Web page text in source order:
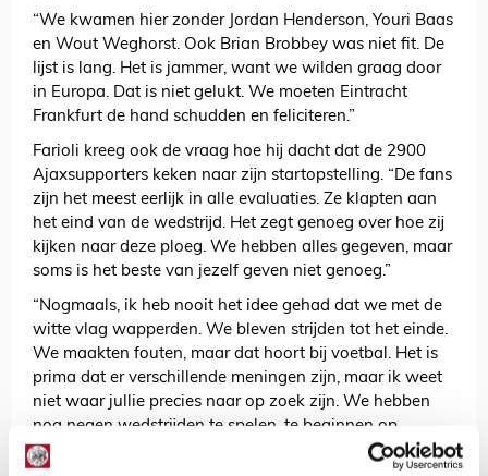
“We kwamen hier zonder Jordan Henderson, Youri Baas
en Wout Weghorst. Ook Brian Brobbey was niet fit. De
lijst is lang. Het is jammer, want we wilden graag door
in Europa. Dat is niet gelukt. We moeten Eintracht
Frankfurt de hand schudden en feliciteren.”
Farioli kreeg ook de vraag hoe hij dacht dat de 2900
Ajaxsupporters keken naar zijn startopstelling. “De fans
zijn het meest eerlijk in alle evaluaties. Ze klapten aan
het eind van de wedstrijd. Het zegt genoeg over hoe zij
kijken naar deze ploeg. We hebben alles gegeven, maar
soms is het beste van jezelf geven niet genoeg.”
“Nogmaals, ik heb nooit het idee gehad dat we met de
witte vlag wapperden. We bleven strijden tot het einde.
We maakten fouten, maar dat hoort bij voetbal. Het is
prima dat er verschillende meningen zijn, maar ik weet
niet waar jullie precies naar op zoek zijn. We hebben
nog negen wedstrijden te spelen, te beginnen op
zondag. Daar bereiden we ons op voor. Bedankt.”